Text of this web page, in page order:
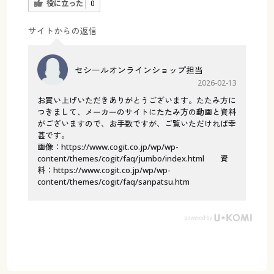
役に立った 0
サイトからの返信
セシールオンラインショップ担当
2026-02-13
お買い上げいただきありがとうございます。たたみ方に
つきまして、メーカーのサイトにたたみ方の動画と資料
がございますので、お手数ですが、ご覧いただければ幸
甚です。
画像：https://www.cogit.co.jp/wp/wp-
content/themes/cogit/faq/jumbo/index.html 資
料：https://www.cogit.co.jp/wp/wp-
content/themes/cogit/faq/sanpatsu.htm